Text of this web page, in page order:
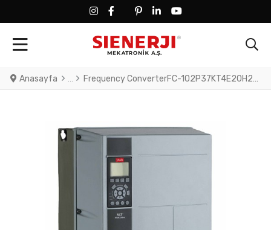
FACEBOOK SOCIAL LINK
FACEBOOK SOCIAL LINK
TWITTER SOCIAL LINK
PINTEREST SOCIAL LINK
LINKEDIN SOCIAL LINK
YOUTUBE SOCIAL LINK
Anasayfa Frequency ConverterFC-102P37KT4E20H2XNXXXXSXXXXAGBXCXXXXDXVLT® HVAC Drive FC-102(P37K) 37 KW / 50 HP, Three phase380 - 480 VAC, (E20) IP20 / ChassisRFI FilterNo brake chopperNumerical Loc. Cont. PanelNot coated PCB, No Mains OptionLatest release std. SW.Frame: B4No C1 option, No D optionLonWorks MCA